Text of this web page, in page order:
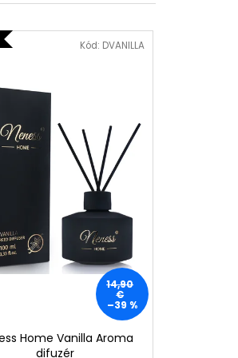
14,90
€
–39 %
Home Vanilla Aroma
difuzér
Kód: DVANILLA